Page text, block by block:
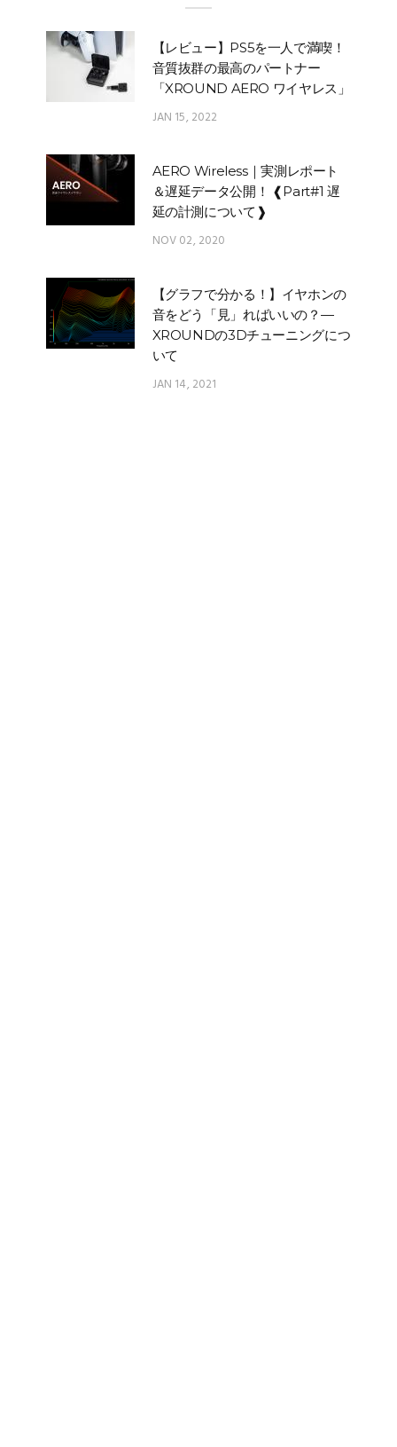
【レビュー】PS5を一人で満喫！
音質抜群の最高のパートナー
「XROUND AERO ワイヤレス」
JAN 15, 2022
AERO Wireless｜実測レポート
＆遅延データ公開！ ❰Part#1 遅
延の計測について❱
NOV 02, 2020
【グラフで分かる！】イヤホンの
音をどう「見」ればいいの？—
XROUNDの3Dチューニングにつ
いて
JAN 14, 2021